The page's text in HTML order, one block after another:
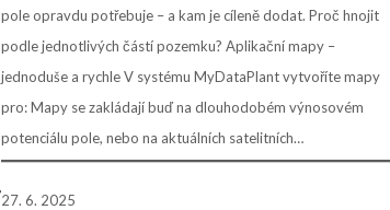
pole opravdu potřebuje – a kam je cíleně dodat. Proč hnojit
podle jednotlivých částí pozemku? Aplikační mapy –
jednoduše a rychle V systému MyDataPlant vytvoříte mapy
pro: Mapy se zakládají buď na dlouhodobém výnosovém
potenciálu pole, nebo na aktuálních satelitních…
27. 6. 2025